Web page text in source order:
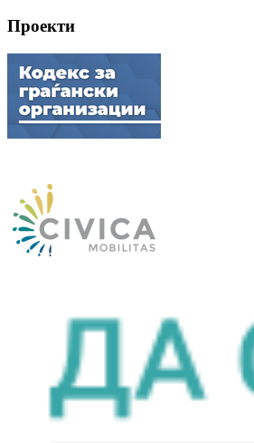
Проекти